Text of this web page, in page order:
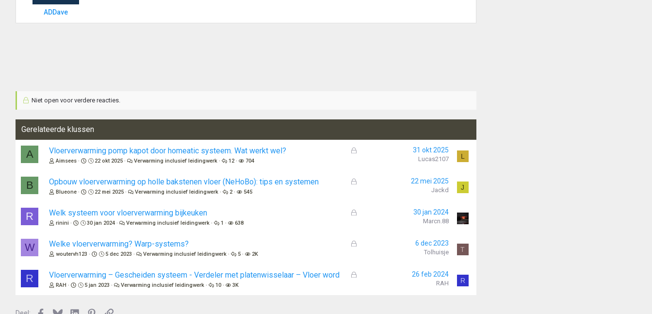
e
ADDave
Niet open voor verdere reacties.
Gerelateerde klussen
A
G
o
n
Vloerverwarming pomp kapot door homeatic systeem. Wat werkt wel?
Aimsees 22 okt 2025 Verwarming inclusief leidingwerk 12 704
31 okt 2025
Lucas2107 L
B
G
o
n
Opbouw vloerverwarming op holle bakstenen vloer (NeHoBo): tips en systemen
Blueone 22 mei 2025 Verwarming inclusief leidingwerk 2 545
22 mei 2025
Jackd J
R
G
o
n
Welk systeem voor vloerverwarming bijkeuken
rinini 30 jan 2024 Verwarming inclusief leidingwerk 1 638
30 jan 2024
Marcn.88
W
G
o
Welke vloerverwarming? Warp-systems?
woutervh123 5 dec 2023 Verwarming inclusief leidingwerk 5 2K
6 dec 2023
Tolhuisje T
R
G
Vloerverwarming – Gescheiden systeem - Verdeler met platenwisselaar – Vloer word
RAH 5 jan 2023 Verwarming inclusief leidingwerk 10 3K
26 feb 2024
RAH R
Facebook
BlueskyLinkedInPinterest
Link